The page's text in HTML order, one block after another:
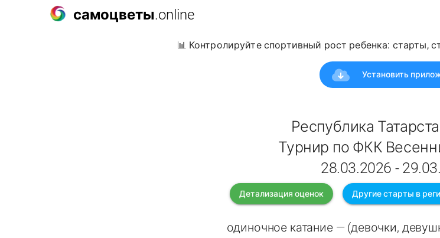
самоцветы.online
📊 Контролируйте спортивный рост ребенка: старты,
Установить
Республика
Турнир по ФКК
28.03.2026 -
Детализация оценок Другие старты в
одиночное катание — (девочки,